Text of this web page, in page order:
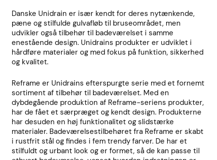
Danske Unidrain er især kendt for deres nytænkende,
pæne og stilfulde gulvafløb til bruseområdet, men
udvikler også tilbehør til badeværelset i samme
enestående design. Unidrains produkter er udviklet i
hårdføre materialer og med fokus på funktion, sikkerhed
og kvalitet.
Reframe er Unidrains efterspurgte serie med et fornemt
sortiment af tilbehør til badeværelset. Med en
dybdegående produktion af Reframe-seriens produkter,
har de fået et særpræget og kendt design. Produkterne
har desuden en høj funktionalitet og slidstærke
materialer. Badeværelsestilbehøret fra Reframe er skabt
i rustfrit stål og findes i fem trendy farver. De har et
stilfuldt og urbant look og er formet, så de kan passe til